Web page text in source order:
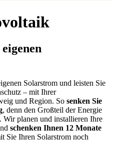
Solarstrom und leisten Sie
– mit Ihrer
und Region. So senken Sie
, denn den Großteil der Energie
Wir planen und installieren Ihre
schenken Ihnen 12 Monate
Sie Ihren Solarstrom noch